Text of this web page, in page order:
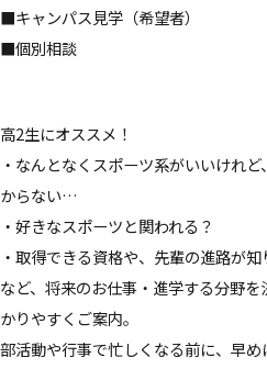
■キャンパス見学（希望者）
■個別相談
高2生にオススメ！
・なんとなくスポーツ系がいいけれ
からない…
・好きなスポーツと関われる？
・取得できる資格や、先輩の進路が知
など、将来のお仕事・進学する分野
かりやすくご案内。
部活動や行事で忙しくなる前に、早め